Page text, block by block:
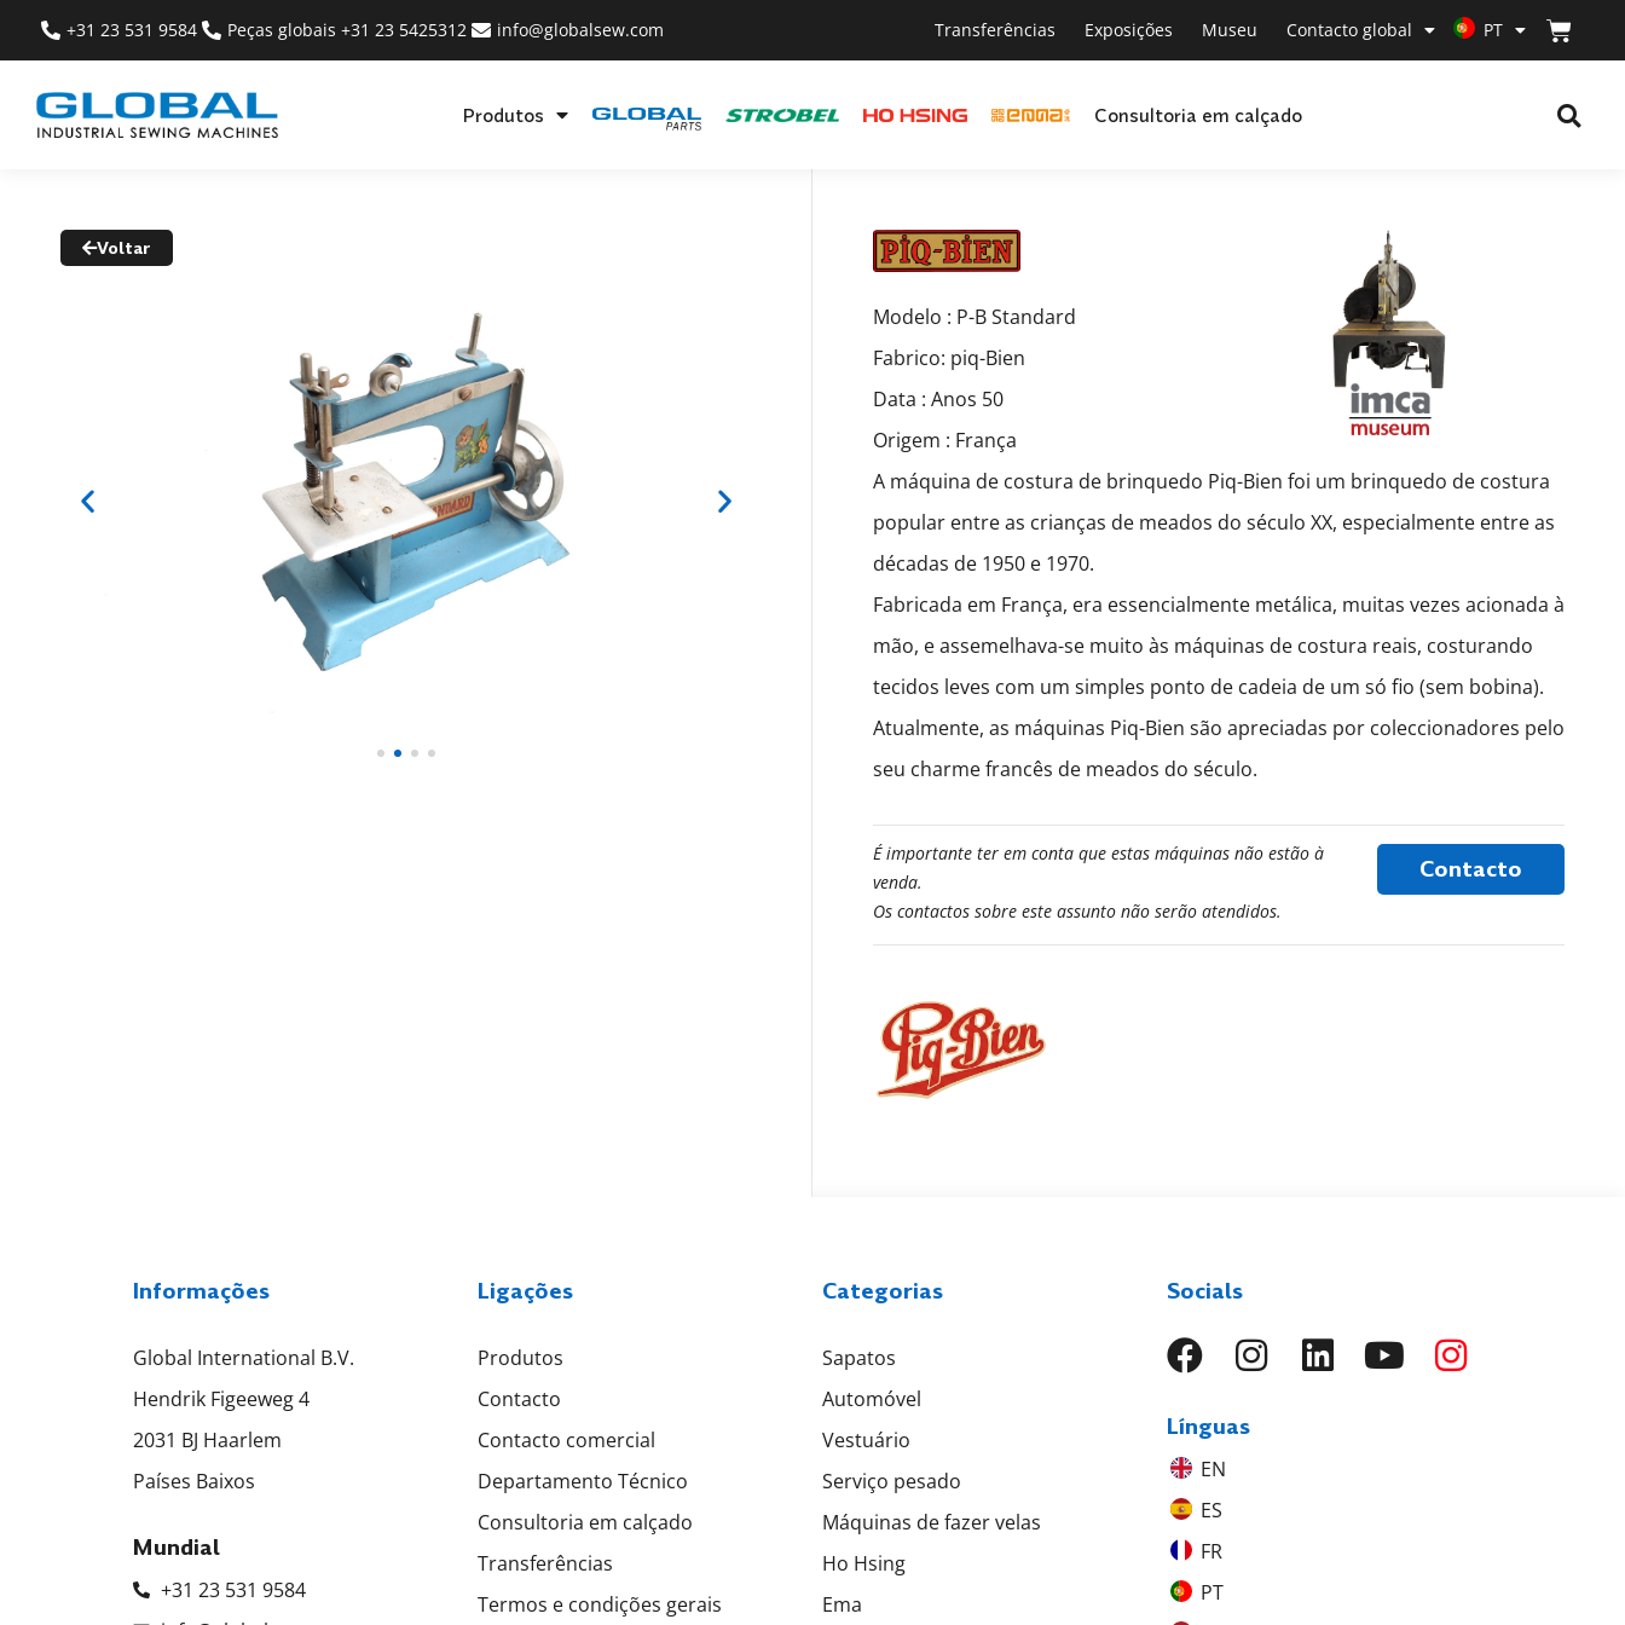
+31 23 531 9584 Peças globais +31 23 5425312 info@globalsew.com Transferências Exposições Museu Contacto global PT
Produtos Consultoria em calçado
Voltar
Modelo : P-B Standard
Fabrico: piq-Bien
Data : Anos 50
Origem : França
A máquina de costura de brinquedo Piq-Bien foi um brinquedo de costura
popular entre as crianças de meados do século XX, especialmente entre as
décadas de 1950 e 1970.
Fabricada em França, era essencialmente metálica, muitas vezes acionada à
mão, e assemelhava-se muito às máquinas de costura reais, costurando
tecidos leves com um simples ponto de cadeia de um só fio (sem bobina).
Atualmente, as máquinas Piq-Bien são apreciadas por coleccionadores pelo
seu charme francês de meados do século.
É importante ter em conta que estas máquinas não estão à
venda.
Os contactos sobre este assunto não serão atendidos.
Contacto
Informações
Global International B.V.
Hendrik Figeeweg 4
2031 BJ Haarlem
Países Baixos
Mundial
+31 23 531 9584
Ligações
Produtos
Contacto
Contacto comercial
Departamento Técnico
Consultoria em calçado
Transferências
Termos e condições gerais
Categorias
Sapatos
Automóvel
Vestuário
Serviço pesado
Máquinas de fazer velas
Ho Hsing
Ema
Socials
Línguas
EN
ES
FR
PT